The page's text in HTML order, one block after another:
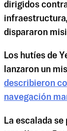
dirigidos
dispararon
Los hutíes de
lanzaron un
describieron
navegación
La escalada